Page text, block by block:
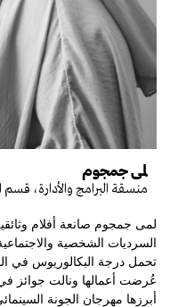
لمى جمجوم
منسقة البرامج والأدارة، قسم
لمى جمجوم صانعة أفلام
السرديات الشخصية
تحمل درجة البكالوريوس في
عُرضت أعمالها ونالت جوائز
أبرزها مهرجان الجونة